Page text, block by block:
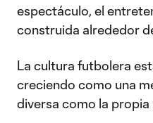
espectáculo, el
construida alrededor
La cultura futbolera
creciendo como una
diversa como la